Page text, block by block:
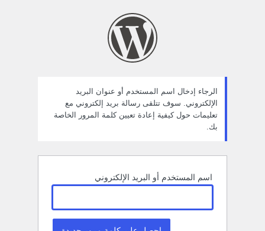
الرجاء إدخال اسم المستخدم أو عنوان البريد
الإلكتروني. سوف تتلقى رسالة بريد إلكتروني مع
تعليمات حول كيفية إعادة تعيين كلمة المرور الخاصة
بك.
اسم المستخدم أو البريد الإلكتروني